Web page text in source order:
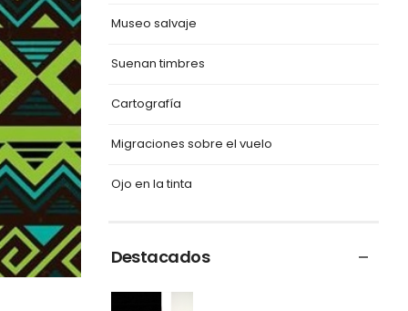
Museo salvaje
Suenan timbres
Cartografía
Migraciones sobre el vuelo
Ojo en la tinta
Destacados